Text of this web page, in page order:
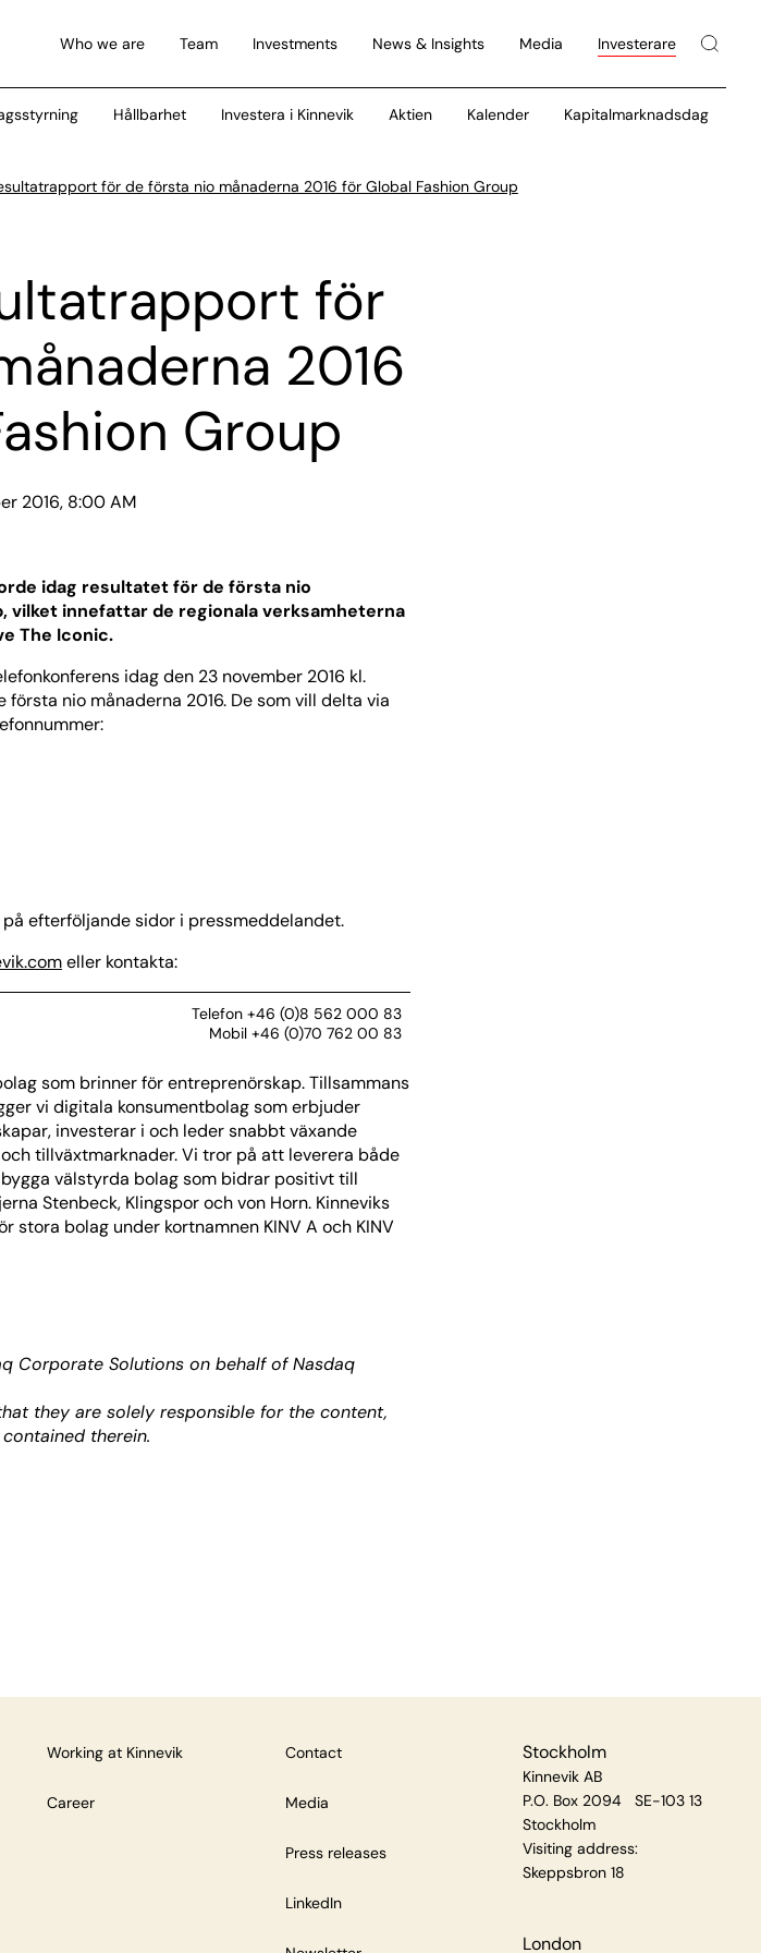
Who we are Team Investments News & Insights Media Investerare
Hållbarhet Investera i Kinnevik Aktien Kalender Kapitalmarknadsdag
för de första nio månaderna 2016 för Global Fashion Group
för
2016
Group
2016, 8:00 AM
idag resultatet för de första nio
vilket innefattar de regionala verksamheterna
The Iconic.
idag den 23 november 2016 kl.
nio månaderna 2016. De som vill delta via
efterföljande sidor i pressmeddelandet.
eller kontakta:
Telefon +46 (0)8 562 000 83
Mobil +46 (0)70 762 00 83
som brinner för entreprenörskap. Tillsammans
vi digitala konsumentbolag som erbjuder
investerar i och leder snabbt växande
tillväxtmarknader. Vi tror på att leverera både
välstyrda bolag som bidrar positivt till
Stenbeck, Klingspor och von Horn. Kinneviks
stora bolag under kortnamnen KINV A och KINV
Corporate Solutions on behalf of Nasdaq
they are solely responsible for the content,
therein.
Working at Kinnevik
Career
Contact
Media
Press releases
LinkedIn
Stockholm
Kinnevik AB
P.O. Box 2094 SE-103 13
Stockholm
Visiting address:
Skeppsbron 18
London